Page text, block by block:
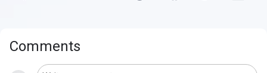
Comments